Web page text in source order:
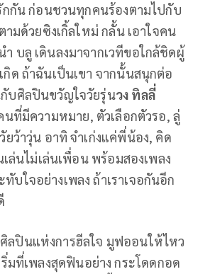
กกัน ก่อนชวนทุกคนร้องตามไปกับ
ามด้วยซิงเกิ้ลใหม่ กลั้น เอาใจคน
บลู เดินลงมาจากเวทีขอใกล้ชิดผู้
กิด ถ้าฉันเป็นเขา จากนั้นสนุกต่อ
บศิลปินขวัญใจวัยรุ่นวง ทิลลี่
นที่มีความหมาย, ตัวเลือกตัวรอ, ลู่
ยว้าวุ่น อาทิ จำเก่งแค่พี่น้อง, คิด
ล่นไม่เล่นเพื่อน พร้อมสองเพลง
บใจอย่างเพลง ถ้าเราเจอกันอีก
ลปินแห่งการฮีลใจ มูฟออนให้ไหว
ริ่มที่เพลงสุดฟินอย่าง กระโดดกอด